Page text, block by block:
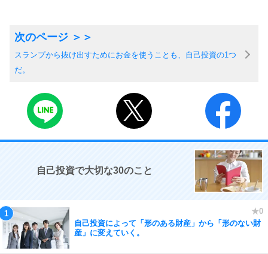
スランプから抜け出すためにお金を使うことも、自己投資の1つ
だ。
自己投資で大切な30のこと
自己投資によって「形のある財産」から「形のない財
産」に変えていく。